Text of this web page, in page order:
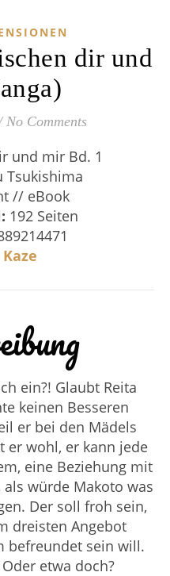
dir und
No Comments
und mir Bd. 1
Tsukishima
// eBook
192 Seiten
Kaze
ein?! Glaubt Reita
keinen Besseren
er bei den Mädels
er wohl, er kann jede
eine Beziehung mit
als würde Makoto was
Der soll froh sein,
dreisten Angebot
befreundet sein will.
etwa doch?